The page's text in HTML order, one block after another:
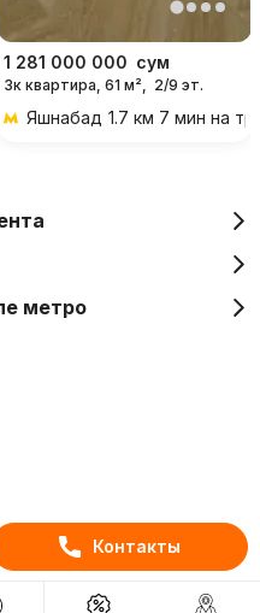
Контакты
1 281 000 000 сум
3к квартира, 61 м², 2/9 эт.
Яшнабад 1.7 км 7 мин на
метро